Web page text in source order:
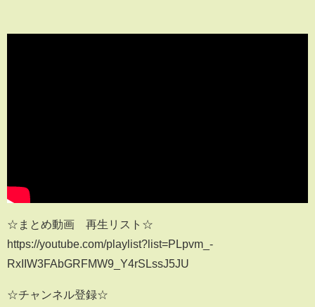
☆まとめ動画 再生リスト☆
https://youtube.com/playlist?list=PLpvm_-
RxIIW3FAbGRFMW9_Y4rSLssJ5JU
☆チャンネル登録☆